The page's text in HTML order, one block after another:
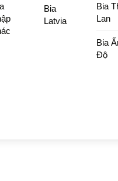
Bia
Latvia
Bia
Lan
Bia
Độ